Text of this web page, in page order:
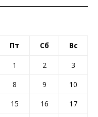
Пт Сб Вс
1 2
3
8 9
10
15 16
17